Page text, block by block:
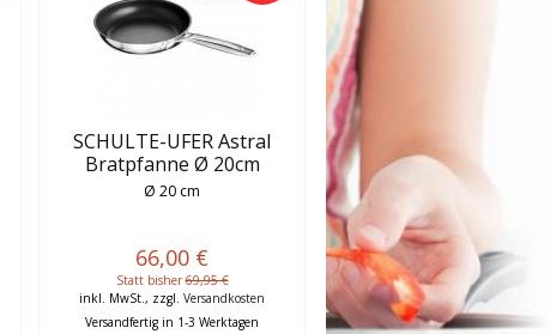
SCHULTE-UFER Astral
Bratpfanne Ø 20cm
Ø 20 cm
66,00 €
Statt bisher69,95 €
inkl. MwSt., zzgl.Versandkosten
Versandfertig in 1-3 Werktagen